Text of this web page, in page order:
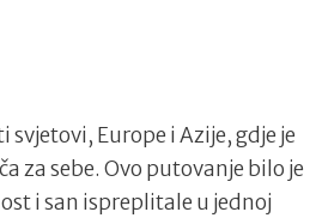
Europe i Azije, gdje je
za sebe. Ovo putovanje bilo je
i san ispreplitale u jednoj